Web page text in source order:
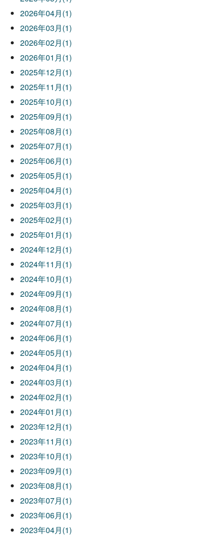
2026年04月(1)
2026年03月(1)
2026年02月(1)
2026年01月(1)
2025年12月(1)
2025年11月(1)
2025年10月(1)
2025年09月(1)
2025年08月(1)
2025年07月(1)
2025年06月(1)
2025年05月(1)
2025年04月(1)
2025年03月(1)
2025年02月(1)
2025年01月(1)
2024年12月(1)
2024年11月(1)
2024年10月(1)
2024年09月(1)
2024年08月(1)
2024年07月(1)
2024年06月(1)
2024年05月(1)
2024年04月(1)
2024年03月(1)
2024年02月(1)
2024年01月(1)
2023年12月(1)
2023年11月(1)
2023年10月(1)
2023年09月(1)
2023年08月(1)
2023年07月(1)
2023年06月(1)
2023年04月(1)